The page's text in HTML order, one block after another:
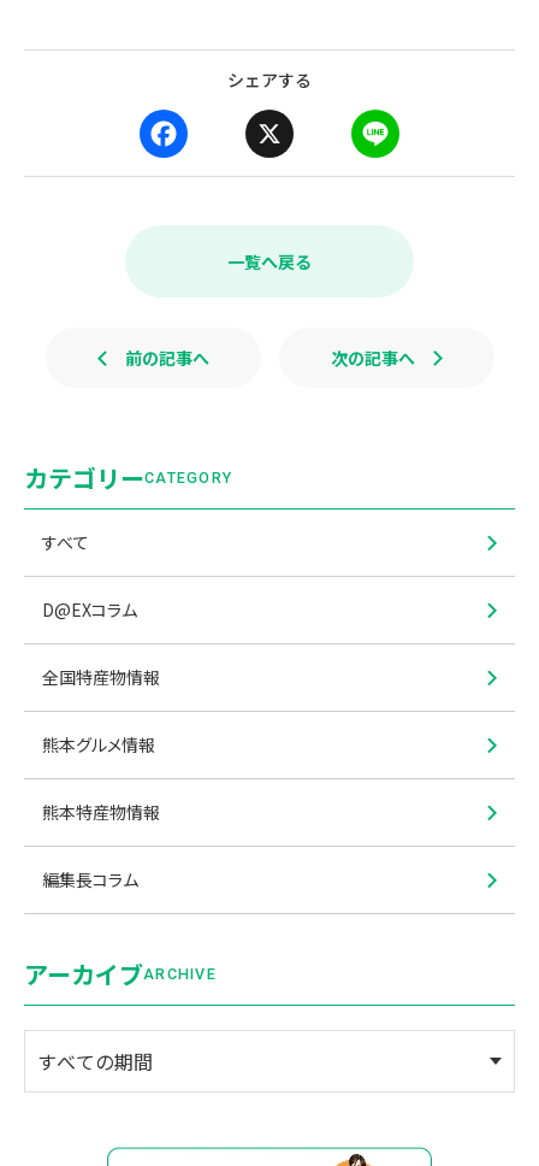
シェアする
a
e
k
i
e
一覧へ戻る
前の記事へ 次の記事へ
カテゴリーCATEGORY
すべて
D@EXコラム
全国特産物情報
熊本グルメ情報
熊本特産物情報
編集長コラム
アーカイブARCHIVE